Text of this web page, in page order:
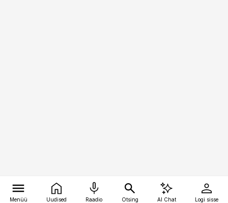
Menüü Uudised Raadio Otsing AI Chat Logi sisse